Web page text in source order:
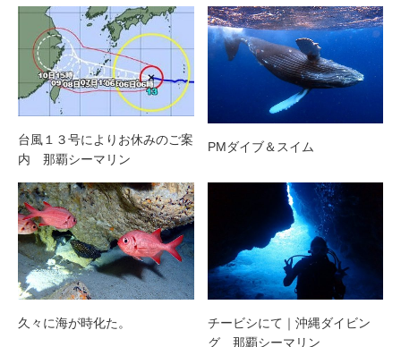
台風１３号によりお休みのご案
内 那覇シーマリン
PMダイブ＆スイム
久々に海が時化た。
チービシにて｜沖縄ダイビン
グ 那覇シーマリン